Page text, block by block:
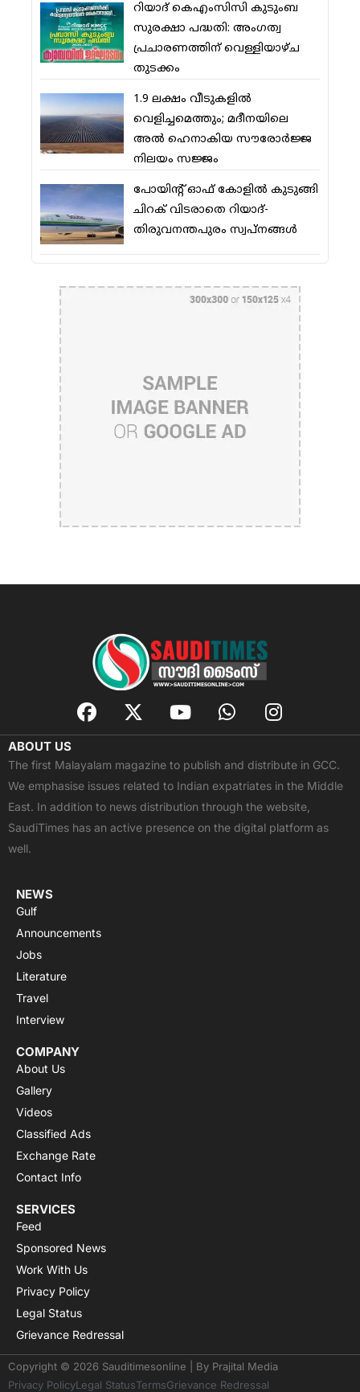
റിയാദ് കെഎംസിസി കുടുംബ
സുരക്ഷാ പദ്ധതി: അംഗത്വ
പ്രചാരണത്തിന് വെള്ളിയാഴ്ച
തുടക്കം
1.9 ലക്ഷം വീടുകളില്‍
വെളിച്ചമെത്തും; മദീനയിലെ
അല്‍ ഹെനാകിയ സൗരോര്‍ജ്ജ
നിലയം സജ്ജം
പോയിന്റ് ഓഫ് കോളില്‍ കുടുങ്ങി
ചിറക് വിടരാതെ റിയാദ്-
തിരുവനന്തപുരം സ്വപ്നങ്ങള്‍
F
a
c
e
b
o
o
k
X
-
t
w
i
t
t
e
Y
o
u
t
u
b
e
W
h
a
t
s
a
p
p
I
n
s
t
a
g
r
a
ABOUT US
The first Malayalam magazine to publish and distribute in GCC.
We emphasise issues related to Indian expatriates in the Middle
East. In addition to news distribution through the website,
SaudiTimes has an active presence on the digital platform as
well.
NEWS
Gulf
Announcements
Jobs
Literature
Travel
Interview
COMPANY
About Us
Gallery
Videos
Classified Ads
Exchange Rate
Contact Info
SERVICES
Feed
Sponsored News
Work With Us
Privacy Policy
Legal Status
Grievance Redressal
Copyright © 2026 Sauditimesonline | By Prajital Media
Privacy PolicyLegal StatusTermsGrievance Redressal